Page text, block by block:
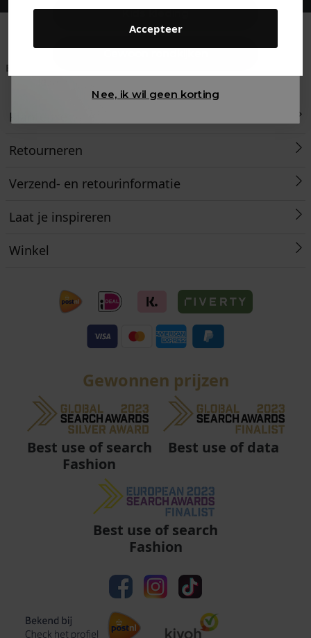
Accepteer
Betaal achteraf met
Klantenservice
Retourneren
Verzend- en retourinformatie
Laat je inspireren
Winkel
Gewonnen prijzen
Best use of search
Fashion
Best use of data
Best use of search
Fashion
Kids kleding
Nee, ik wil geen korting